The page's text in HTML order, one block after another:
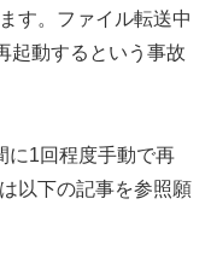
す。ファイル転送中
起動するという事故
に1回程度手動で再
以下の記事を参照願